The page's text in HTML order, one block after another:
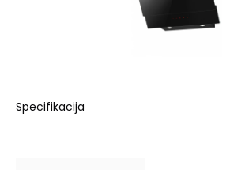
Specifikacija